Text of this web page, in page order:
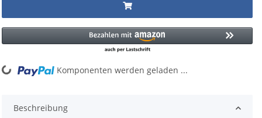
Komponenten werden geladen ...
Beschreibung